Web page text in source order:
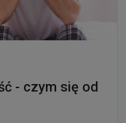
- czym się od